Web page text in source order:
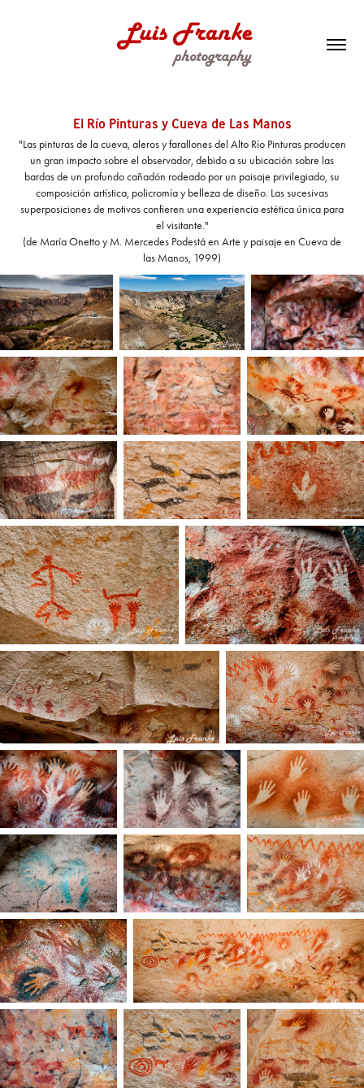
El Río Pinturas y Cueva de Las Manos
"Las pinturas de la cueva, aleros y farallones del Alto Río Pinturas producen
un gran impacto sobre el observador, debido a su ubicación sobre las
bardas de un profundo cañadón rodeado por un paisaje privilegiado, su
composición artística, policromía y belleza de diseño. Las sucesivas
superposiciones de motivos confieren una experiencia estética única para
el visitante."
(de María Onetto y M. Mercedes Podestá en Arte y paisaje en Cueva de
las Manos, 1999)